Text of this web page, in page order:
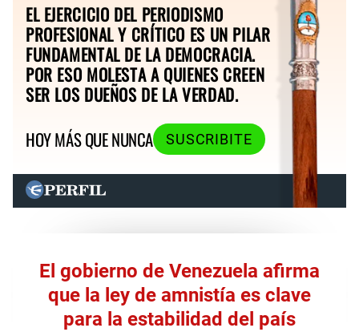
EL EJERCICIO DEL PERIODISMO
PROFESIONAL Y CRÍTICO ES UN PILAR
FUNDAMENTAL DE LA DEMOCRACIA.
POR ESO MOLESTA A QUIENES CREEN
SER LOS DUEÑOS DE LA VERDAD.
HOY MÁS QUE NUNCA
SUSCRIBITE
El gobierno de Venezuela afirma
que la ley de amnistía es clave
para la estabilidad del país